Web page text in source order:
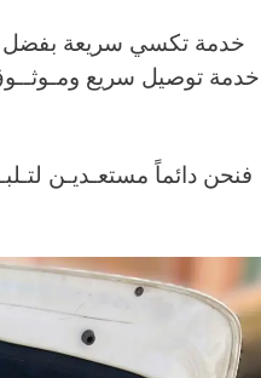
خدمة تكسي سريعة بفضل
خدمة توصيل سريع
فنحن دائماً مستعـديـن